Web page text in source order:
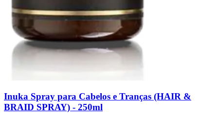
Inuka Spray para Cabelos e Tranças (HAIR &
BRAID SPRAY) - 250ml